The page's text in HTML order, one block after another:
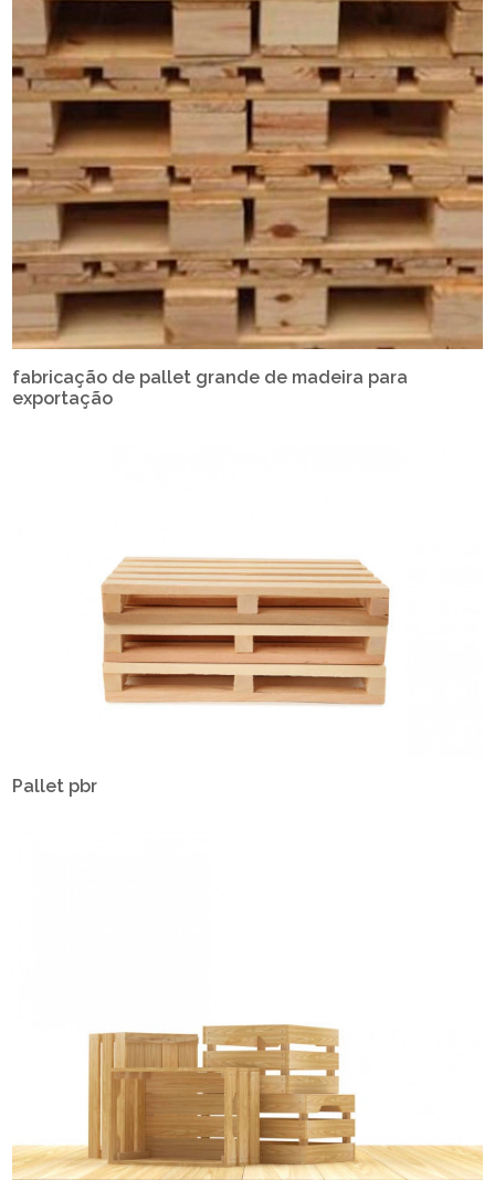
fabricação de pallet grande de madeira para
exportação
Pallet pbr